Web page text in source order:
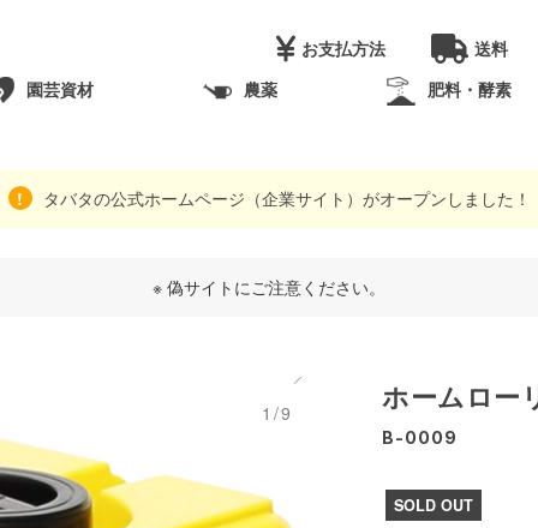
園芸資材 農薬 肥料・酵素
お支払方法 送料
タバタの公式ホームページ（企業サイト）がオープンしました！
※ 偽サイトにご注意ください。
1/9 ホームロー
B-0009
SOLD OUT